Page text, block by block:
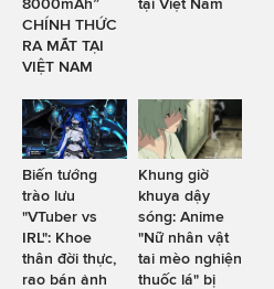
8000mAh”
CHÍNH THỨC
RA MẮT TẠI
VIỆT NAM
tại Việt Nam
Biến tướng
trào lưu
"VTuber vs
IRL": Khoe
thân đời thực,
rao bán ảnh
Khung giờ
khuya dậy
sóng: Anime
"Nữ nhân vật
tai mèo nghiện
thuốc lá" bị